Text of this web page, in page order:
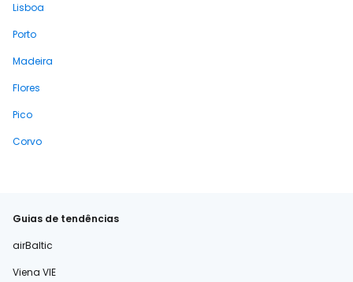
Lisboa
Porto
Madeira
Flores
Pico
Corvo
Guias de tendências
airBaltic
Viena VIE